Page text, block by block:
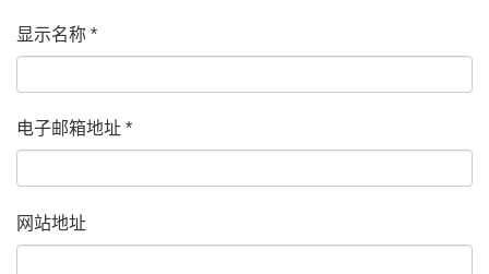
显示名称 *
电子邮箱地址 *
网站地址